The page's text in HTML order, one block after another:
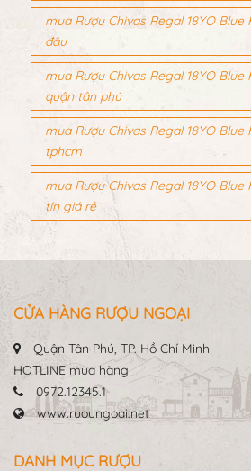
mua Rượu Chivas Regal 18YO Blue
đâu
mua Rượu Chivas Regal 18YO Blue
quận tân phú
mua Rượu Chivas Regal 18YO Blue
tphcm
mua Rượu Chivas Regal 18YO
tín giá rẻ
CỬA HÀNG RƯỢU NGOẠI
Quận Tân Phú, TP. Hồ Chí Minh
HOTLINE mua hàng
0972.12345.1
www.ruoungoai.net
DANH MỤC RƯỢU